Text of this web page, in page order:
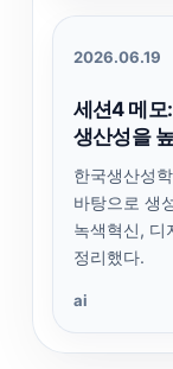
2026.06.19
세션4 메모
생산성을
한국생산성
바탕으로 생
녹색혁신, 디
정리했다.
ai